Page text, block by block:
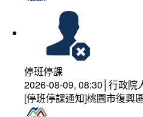
停班停課
2026-08-09, 08:30│行政院
[停班停課通知]桃園市復興